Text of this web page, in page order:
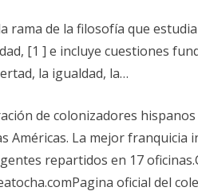
rama de la filosofía que
[1 ] e incluye cuestiones
la igualdad, la…
de colonizadores
Américas. La mejor franquicia
repartidos en 17
oficial del